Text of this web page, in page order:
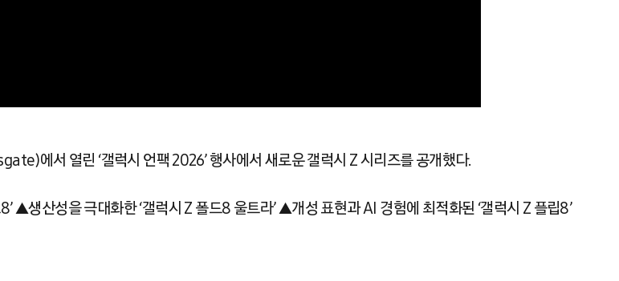
에서 열린 ‘갤럭시 언팩 2026’ 행사에서 새로운 갤럭시 Z 시리즈를 공개했다.
▲생산성을 극대화한 ‘갤럭시 Z 폴드8 울트라’ ▲개성 표현과 AI 경험에 최적화된 ‘갤럭시 Z 플립8’